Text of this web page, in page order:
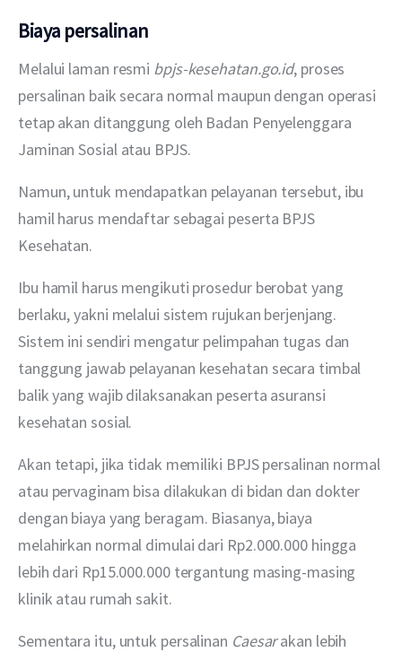
Biaya persalinan
Melalui laman resmi bpjs-kesehatan.go.id, proses
persalinan baik secara normal maupun dengan operasi
tetap akan ditanggung oleh Badan Penyelenggara
Jaminan Sosial atau BPJS.
Namun, untuk mendapatkan pelayanan tersebut, ibu
hamil harus mendaftar sebagai peserta BPJS
Kesehatan.
Ibu hamil harus mengikuti prosedur berobat yang
berlaku, yakni melalui sistem rujukan berjenjang.
Sistem ini sendiri mengatur pelimpahan tugas dan
tanggung jawab pelayanan kesehatan secara timbal
balik yang wajib dilaksanakan peserta asuransi
kesehatan sosial.
Akan tetapi, jika tidak memiliki BPJS persalinan normal
atau pervaginam bisa dilakukan di bidan dan dokter
dengan biaya yang beragam. Biasanya, biaya
melahirkan normal dimulai dari Rp2.000.000 hingga
lebih dari Rp15.000.000 tergantung masing-masing
klinik atau rumah sakit.
Sementara itu, untuk persalinan Caesar akan lebih